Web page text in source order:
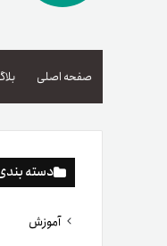
صفحه اصلی
دسته
آموزش